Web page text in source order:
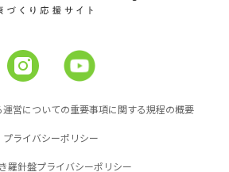
営についての重要事項に関する規程の概要
プライバシーポリシー
羅針盤プライバシーポリシー